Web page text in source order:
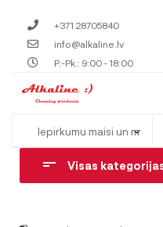
+371 28705840
info@alkaline.lv
P.-Pk.: 9:00 - 18:00
Visas